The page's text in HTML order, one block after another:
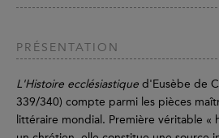
PRÉSENTATION
L'Histoire ecclésiastique d'Eusèbe de
339/340) compte parmi les pièces
littéraire mondial. Première véritable «